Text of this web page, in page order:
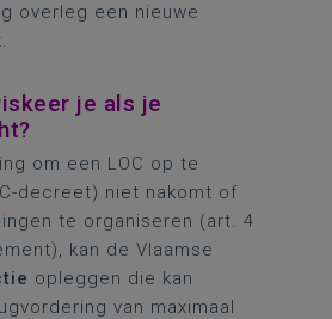
overleg een nieuwe
je als je
om een LOC op te
decreet) niet nakomt of
te organiseren (art. 4
kan de Vlaamse
opleggen die kan
van maximaal